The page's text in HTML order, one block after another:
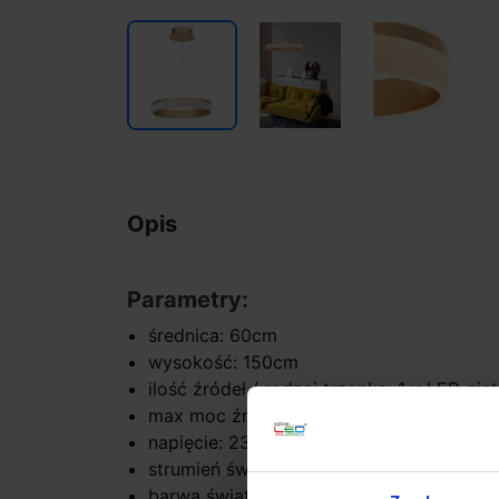
Opis
Parametry:
średnica: 60cm
wysokość: 150cm
ilość źródeł / rodzaj trzonka: 1 x LED
max moc źródła: 45W
napięcie: 230V
strumień światła: 3375lm